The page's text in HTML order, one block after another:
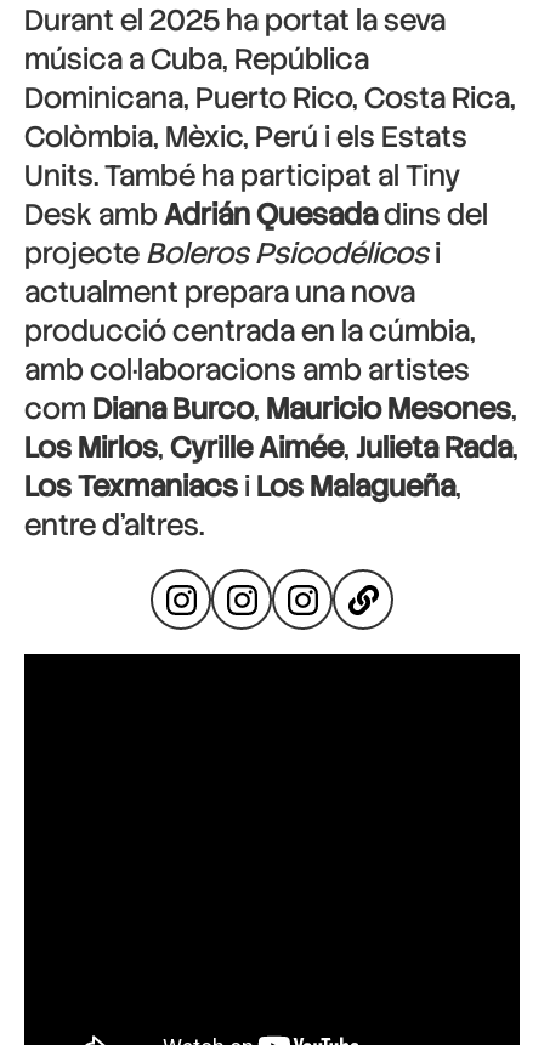
Durant el 2025 ha portat la seva
música a Cuba, República
Dominicana, Puerto Rico, Costa Rica,
Colòmbia, Mèxic, Perú i els Estats
Units. També ha participat al Tiny
Desk ambAdrián Quesadadins del
projecteBoleros Psicodélicosi
actualment prepara una nova
producció centrada en la cúmbia,
amb col·laboracions amb artistes
com Diana Burco, Mauricio Mesones,
Los Mirlos,Cyrille Aimée,Julieta Rada,
Los TexmaniacsiLos Malagueña,
entre d’altres.